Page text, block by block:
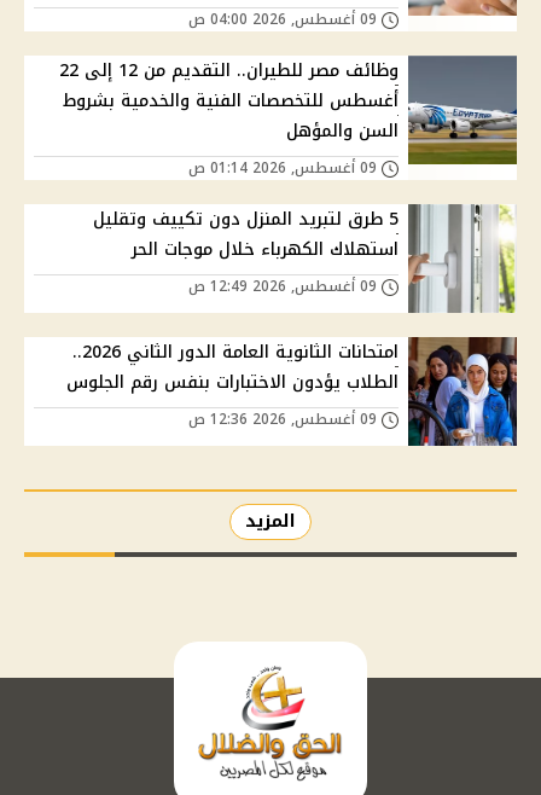
وظائف مصر للطيران.. التقديم من 12 إلى 22
أغسطس للتخصصات الفنية والخدمية بشروط
السن والمؤهل
5 طرق لتبريد المنزل دون تكييف وتقليل
استهلاك الكهرباء خلال موجات الحر
امتحانات الثانوية العامة الدور الثاني 2026..
الطلاب يؤدون الاختبارات بنفس رقم الجلوس
المزيد